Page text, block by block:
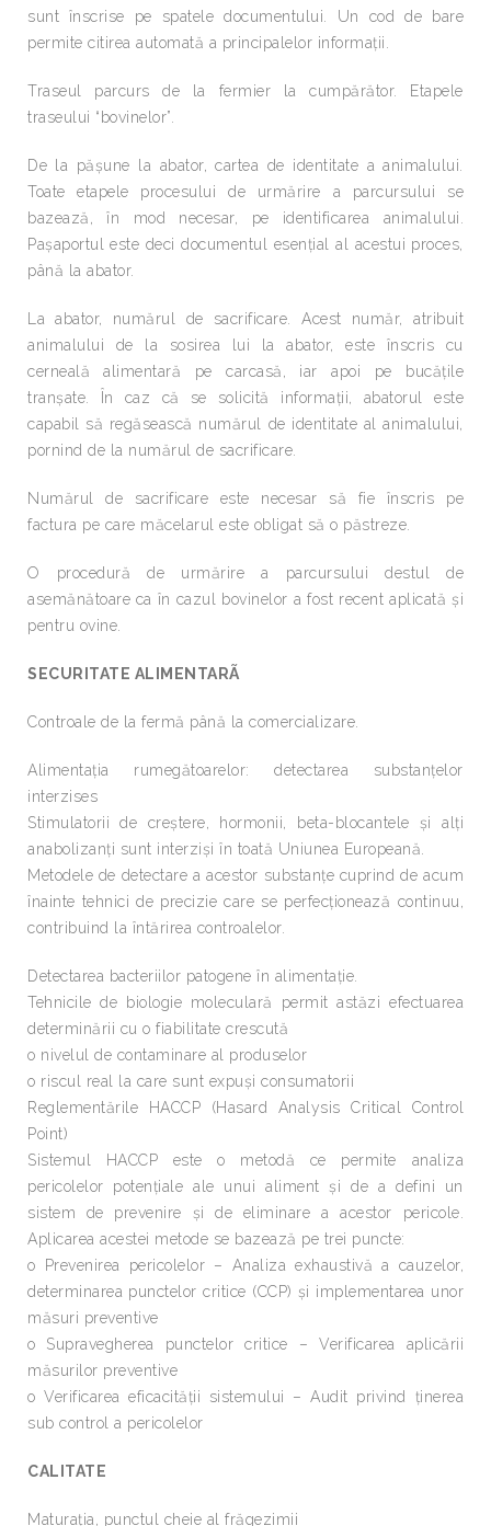
sunt înscrise pe spatele documentului. Un cod de bare
permite citirea automată a principalelor informaţii.
Traseul parcurs de la fermier la cumpărător. Etapele
traseului “bovinelor”.
De la păşune la abator, cartea de identitate a animalului.
Toate etapele procesului de urmărire a parcursului se
bazează, în mod necesar, pe identificarea animalului.
Paşaportul este deci documentul esenţial al acestui proces,
până la abator.
La abator, numărul de sacrificare. Acest număr, atribuit
animalului de la sosirea lui la abator, este înscris cu
cerneală alimentară pe carcasă, iar apoi pe bucăţile
tranşate. În caz că se solicită informaţii, abatorul este
capabil să regăsească numărul de identitate al animalului,
pornind de la numărul de sacrificare.
Numărul de sacrificare este necesar să fie înscris pe
factura pe care măcelarul este obligat să o păstreze.
O procedură de urmărire a parcursului destul de
asemănătoare ca în cazul bovinelor a fost recent aplicată şi
pentru ovine.
SECURITATE ALIMENTARÃ
Controale de la fermă până la comercializare.
Alimentaţia rumegătoarelor: detectarea substanţelor
interzises
Stimulatorii de creştere, hormonii, beta-blocantele şi alţi
anabolizanţi sunt interzişi în toată Uniunea Europeană.
Metodele de detectare a acestor substanţe cuprind de acum
înainte tehnici de precizie care se perfecţionează continuu,
contribuind la întărirea controalelor.
Detectarea bacteriilor patogene în alimentaţie.
Tehnicile de biologie moleculară permit astăzi efectuarea
determinării cu o fiabilitate crescută
o nivelul de contaminare al produselor
o riscul real la care sunt expuşi consumatorii
Reglementările HACCP (Hasard Analysis Critical Control
Point)
Sistemul HACCP este o metodă ce permite analiza
pericolelor potenţiale ale unui aliment şi de a defini un
sistem de prevenire şi de eliminare a acestor pericole.
Aplicarea acestei metode se bazează pe trei puncte:
o Prevenirea pericolelor – Analiza exhaustivă a cauzelor,
determinarea punctelor critice (CCP) şi implementarea unor
măsuri preventive
o Supravegherea punctelor critice – Verificarea aplicării
măsurilor preventive
o Verificarea eficacităţii sistemului – Audit privind ţinerea
sub control a pericolelor
CALITATE
Maturaţia, punctul cheie al frăgezimii